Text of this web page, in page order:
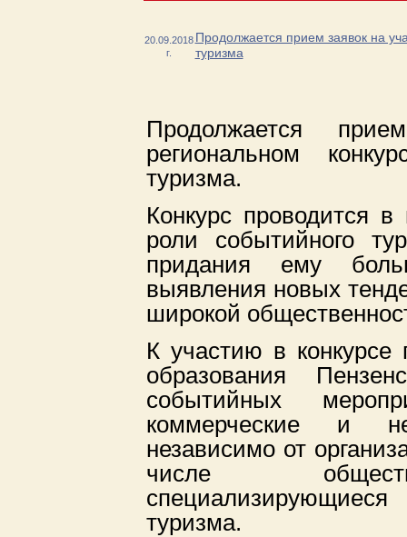
20.09.2018
г.
Продолжается прием заявок на
туризма
Продолжается
региональном
туризма.
Конкурс проводится
роли событийного
придания ему
выявления новых
широкой
К участию в
образования
событийных
коммерческие и
независимо от
числе
туризма.